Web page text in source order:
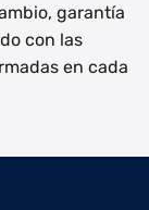
garantía
con las
en cada